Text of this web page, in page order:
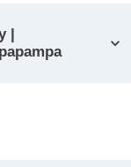
|